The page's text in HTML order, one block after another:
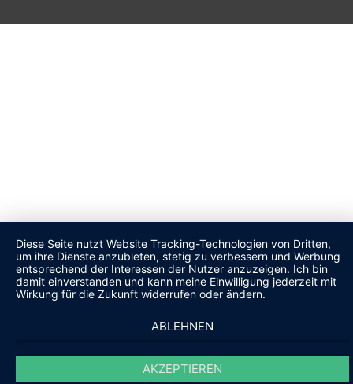
Diese Seite nutzt Website Tracking-Technologien von Dritten,
um ihre Dienste anzubieten, stetig zu verbessern und Werbung
entsprechend der Interessen der Nutzer anzuzeigen. Ich bin
damit einverstanden und kann meine Einwilligung jederzeit mit
Wirkung für die Zukunft widerrufen oder ändern.
ABLEHNEN
AKZEPTIEREN